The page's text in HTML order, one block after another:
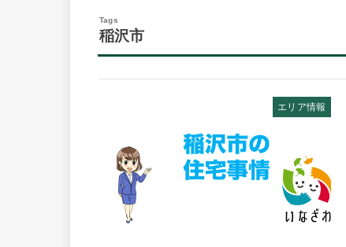
稲沢市
エリア情報